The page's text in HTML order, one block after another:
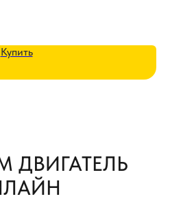
Купить
ДВИГАТЕЛЬ